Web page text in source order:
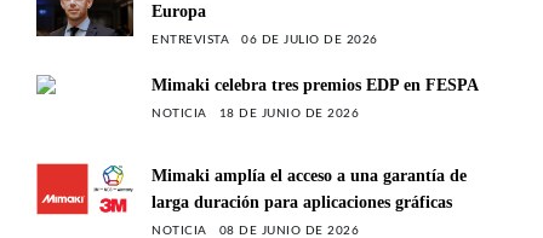
Europa
ENTREVISTA 06 DE JULIO DE 2026
Mimaki celebra tres premios EDP en FESPA
NOTICIA 18 DE JUNIO DE 2026
Mimaki amplía el acceso a una garantía de
larga duración para aplicaciones gráficas
NOTICIA 08 DE JUNIO DE 2026